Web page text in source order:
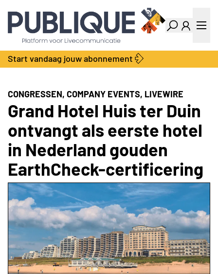
Industry Dashboard
Vacatures
Kalender
Producten
Bedrijvengids
Locatie Finder
Contact
Over ons
Adverteren
Abonnementen
Start vandaag jouw abonnement
CONGRESSEN, COMPANY EVENTS, LIVEWIRE
Grand Hotel Huis ter Duin
ontvangt als eerste hotel
in Nederland gouden
EarthCheck-certificering